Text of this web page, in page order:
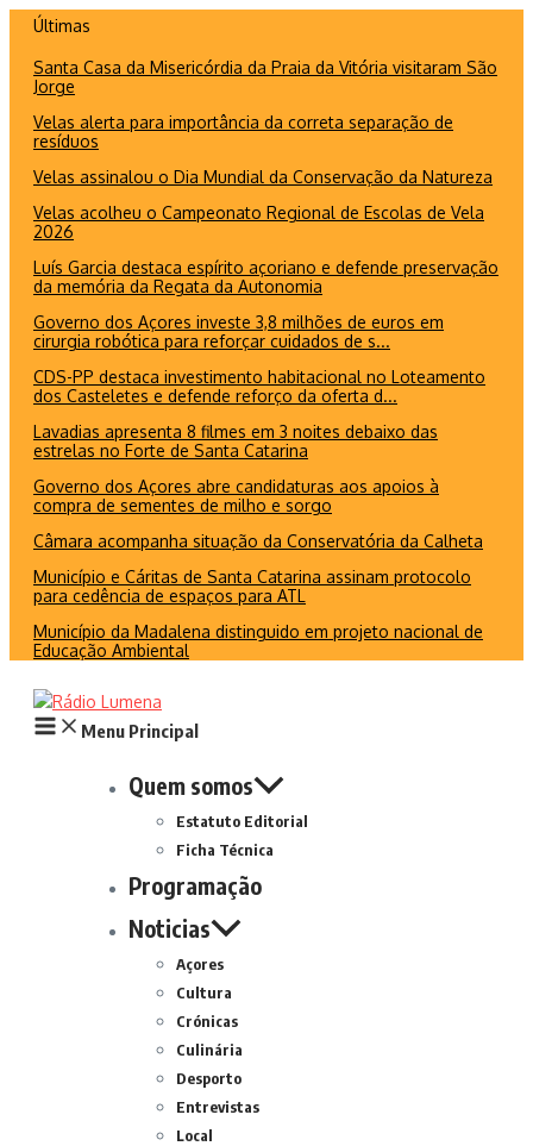
conteúdo
Últimas
Santa Casa da Misericórdia da Praia da Vitória visitaram São
Jorge
Velas alerta para importância da correta separação de
resíduos
Velas assinalou o Dia Mundial da Conservação da Natureza
Velas acolheu o Campeonato Regional de Escolas de Vela
2026
Luís Garcia destaca espírito açoriano e defende preservação
da memória da Regata da Autonomia
Governo dos Açores investe 3,8 milhões de euros em
cirurgia robótica para reforçar cuidados de s...
CDS-PP destaca investimento habitacional no Loteamento
dos Casteletes e defende reforço da oferta d...
Lavadias apresenta 8 filmes em 3 noites debaixo das
estrelas no Forte de Santa Catarina
Governo dos Açores abre candidaturas aos apoios à
compra de sementes de milho e sorgo
Câmara acompanha situação da Conservatória da Calheta
Município e Cáritas de Santa Catarina assinam protocolo
para cedência de espaços para ATL
Município da Madalena distinguido em projeto nacional de
Educação Ambiental
Menu Principal
Quem somos
Estatuto Editorial
Ficha Técnica
Programação
Noticias
Açores
Cultura
Crónicas
Culinária
Desporto
Entrevistas
Local